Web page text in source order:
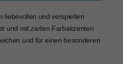
liebevollen und verspielten
und mit zarten Farbakzenten
und für einen besonderen